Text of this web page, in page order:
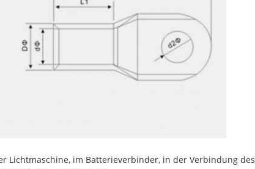
Lichtmaschine, im Batterieverbinder, in der Verbindung des